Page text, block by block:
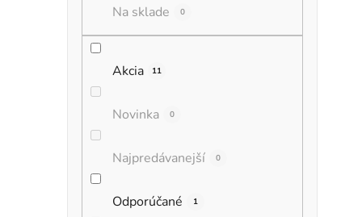
Na sklade 0
Akcia 11
Novinka 0
Najpredávanejší 0
Odporúčané 1